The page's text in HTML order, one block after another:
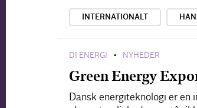
INTERNATIONALT
DI ENERGI • NYHEDER
Green Energy
Dansk energiteknologi er